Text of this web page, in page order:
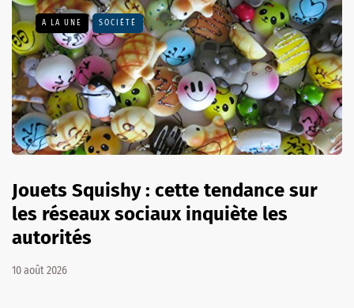
A LA UNE SOCIÉTÉ
Jouets Squishy : cette tendance sur
les réseaux sociaux inquiète les
autorités
10 août 2026